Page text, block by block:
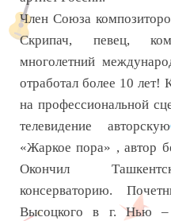
Член Союза
Скрипач, певец,
многолетний
отработал более 10
на профессиональной
телевидение
«Жаркое пора» , автор
Окончил
консерваторию.
Высоцкого в г. Нью –